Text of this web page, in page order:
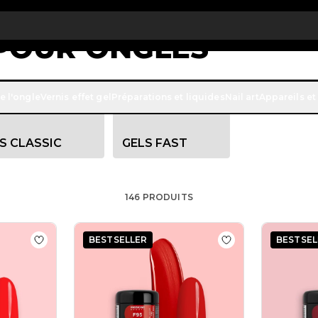
€ de réduction sur votre première commande INSCRIVEZ-VOUS
ONGLES
des vernis colorés adaptés aux poses en gel de
palettes exclusives aux formules faciles à appliquer et
CLASSIC GELS FAST
146 PRODUITS
Couleur C02 Ferrari
Ajouter à la liste de souhaits Gel Couleur F80 Shocking
BESTSELLER Ajouter à la liste